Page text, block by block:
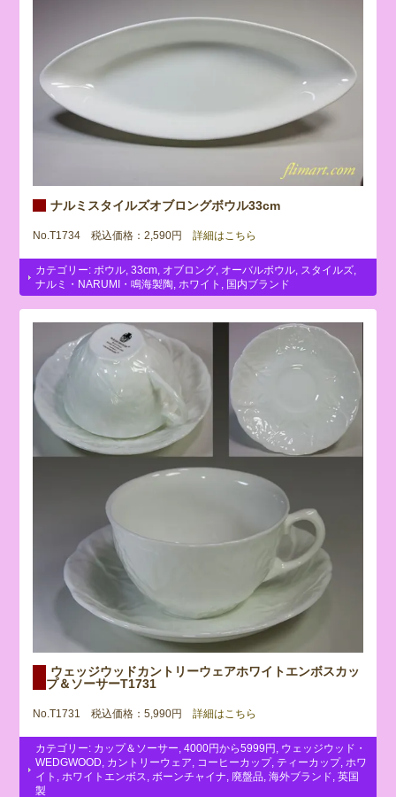
ナルミスタイルズオブロングボウル33cm
No.T1734 税込価格：2,590円 詳細はこちら
カテゴリー: ボウル ,33cm オブロング オーバルボウル スタイルズ
ナルミ・NARUMI・鳴海製陶
ホワイト 国内ブランド
ウェッジウッドカントリーウェアホワイトエンボスカッ
プ＆ソーサーT1731
No.T1731 税込価格：5,990円 詳細はこちら
カテゴリー: カップ＆ソーサー ,4000円から5999円
ウェッジウッド・
WEDGWOOD
カントリーウェア コーヒーカップ, ティーカップ, ホワ
イト
ホワイトエンボス ボーンチャイナ 廃盤品 ,海外ブランド ,英国
製